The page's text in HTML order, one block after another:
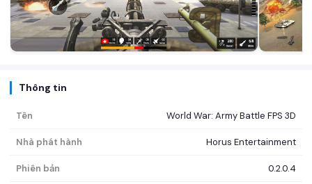
Thông tin
Tên World War: Army Battle FPS 3D
Nhà phát hành Horus Entertainment
Phiên bản 0.2.0.4